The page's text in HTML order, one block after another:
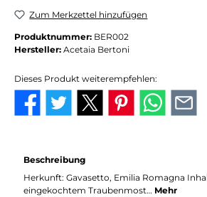
Zum Merkzettel hinzufügen
Produktnummer: BER002
Hersteller: Acetaia Bertoni
Dieses Produkt weiterempfehlen:
Beschreibung
Herkunft: Gavasetto, Emilia Romagna
eingekochtem Traubenmost… Mehr